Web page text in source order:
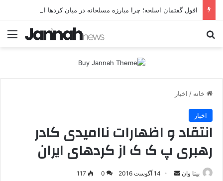
خانه / اخبار
اخبار
انتقاد و اظهارات ناامیدی کادر
رهبری پ ک ک از کردهای ایران
بیتا وان 14 آگوست 2016 0
117